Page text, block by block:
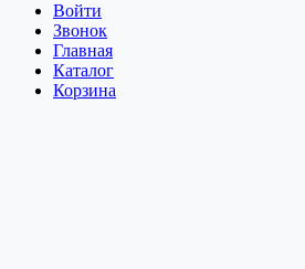
Войти
Звонок
Главная
Каталог
Корзина